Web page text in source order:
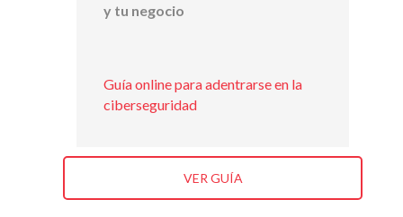
y tu negocio
Guía online para adentrarse en la
ciberseguridad
VER GUÍA